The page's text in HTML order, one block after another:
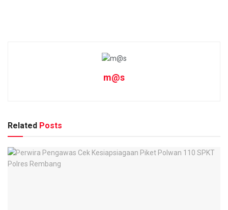
m@s
Related Posts